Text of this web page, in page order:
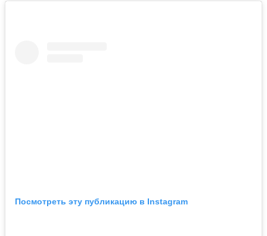
Посмотреть эту публикацию в Instagram